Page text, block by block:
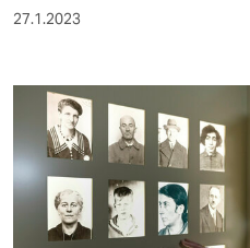
veranstaltungen
fragen & hilfe
unterstützen
abo
genossenschaft
27.1.2023